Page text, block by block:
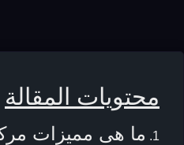
محتويات المقالة
ما هى مميزات